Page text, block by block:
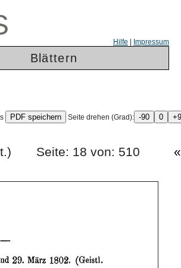
Hilfe Impressum
Blättern
Seite drehen (Grad):
Heft.) Seite: 18 von: 510 «